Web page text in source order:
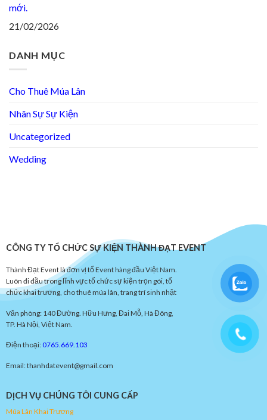
mới.
21/02/2026
DANH MỤC
Cho Thuê Múa Lân
Nhân Sự Sự Kiện
Uncategorized
Wedding
CÔNG TY TỔ CHỨC SỰ KIỆN THÀNH ĐẠT EVENT
Thành Đạt Event là đơn vị tổ Event hàng đầu Việt Nam.
Luôn đi đầu trong lĩnh vực tổ chức sự kiện trọn gói, tổ
chức khai trương, cho thuê múa lân, trang trí sinh nhật
Văn phòng: 140 Đường. Hữu Hưng, Đai Mỗ, Hà Đông,
TP. Hà Nội, Việt Nam.
Điện thoại:0765.669.103
Email: thanhdatevent@gmail.com
DỊCH VỤ CHÚNG TÔI CUNG CẤP
Múa Lân KhaiTrương